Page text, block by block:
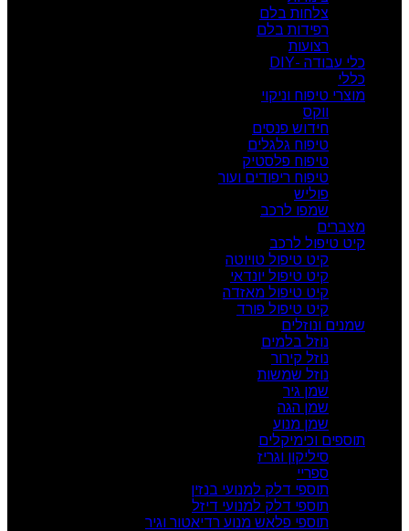
צלחות בלם
רפידות בלם
רצועות
כלי עבודה -DIY
כללי
מוצרי טיפוח וניקוי
ווקס
חידוש פנסים
טיפוח גלגלים
טיפוח פלסטיק
טיפוח ריפודים ועור
פוליש
שמפו לרכב
מצברים
קיט טיפול לרכב
קיט טיפול טויוטה
קיט טיפול יונדאי
קיט טיפול מאזדה
קיט טיפול פורד
שמנים ונוזלים
נוזל בלמים
נוזל קירור
נוזל שמשות
שמן גיר
שמן הגה
שמן מנוע
תוספים וכימיקלים
סיליקון וגריז
ספריי
תוספי דלק למנועי בנזין
תוספי דלק למנועי דיזל
תוספי פלאש מנוע רדיאטור וגיר